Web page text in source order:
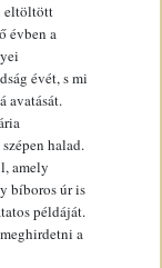
eltöltött
évben a
évét, s mi
avatását.
halad.
amely
bíboros úr is
példáját.
a